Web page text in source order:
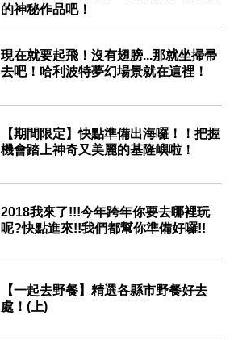
的神秘作品吧！
2020-10-09
現在就要起飛！沒有翅膀...那就坐掃帚
去吧！哈利波特夢幻場景就在這裡！
2020-09-11
【期間限定】快點準備出海囉！！把握
機會踏上神奇又美麗的基隆嶼啦！
2020-08-22
2018我來了!!!今年跨年你要去哪裡玩
呢?快點進來!!我們都幫你準備好囉!!
2017-12-15
【一起去野餐】精選各縣市野餐好去
處！(上)